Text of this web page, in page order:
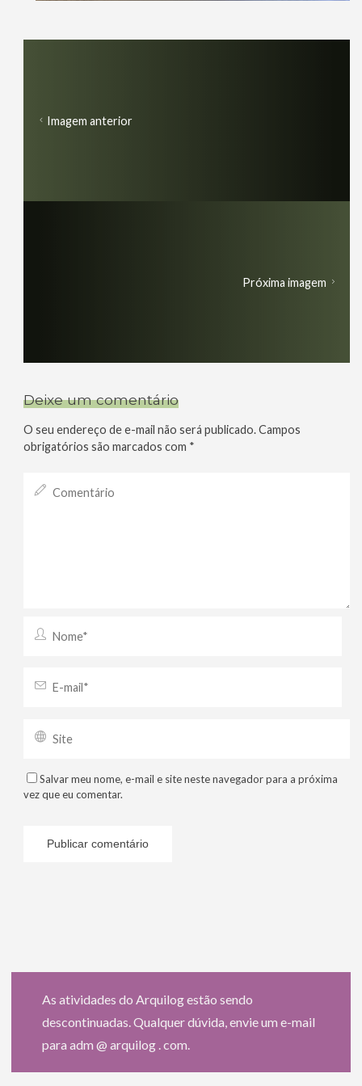
Imagem anterior
Próxima imagem
Deixe um comentário
O seu endereço de e-mail não será publicado.Campos
obrigatórios são marcados com *
Salvar meu nome, e-mail e site neste navegador para a próxima
vez que eu comentar.
As atividades do Arquilog estão sendo
descontinuadas. Qualquer dúvida, envie um e-mail
para adm @ arquilog . com.